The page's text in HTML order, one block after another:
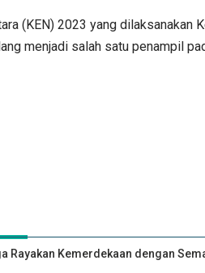
(KEN) 2023 yang
menjadi salah satu penampil
Rayakan Kemerdekaan dengan